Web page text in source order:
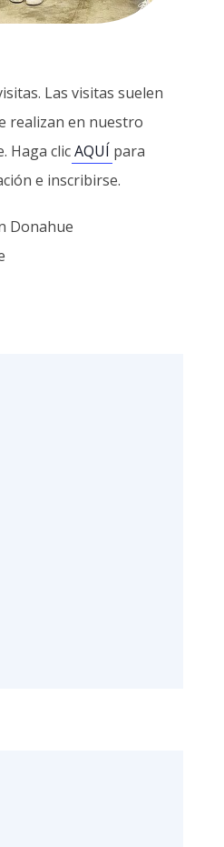
Las visitas suelen
realizan en nuestro
Haga clicAQUÍ para
e inscribirse.
Donahue